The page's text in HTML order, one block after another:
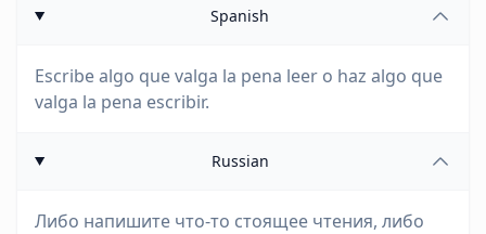
Spanish
Escribe algo que valga la pena leer o haz algo que
valga la pena escribir.
Russian
Либо напишите что-то стоящее чтения, либо